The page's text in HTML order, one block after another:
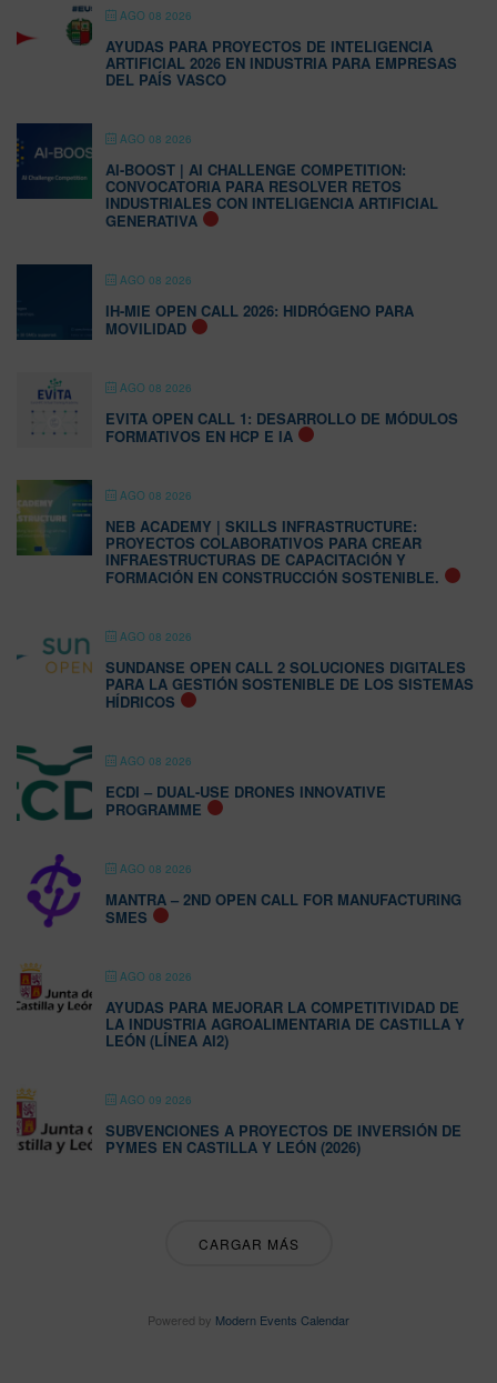
AGO 08 2026
AYUDAS PARA PROYECTOS DE INTELIGENCIA
ARTIFICIAL 2026 EN INDUSTRIA PARA EMPRESAS
DEL PAÍS VASCO
AGO 08 2026
AI-BOOST | AI CHALLENGE COMPETITION:
CONVOCATORIA PARA RESOLVER RETOS
INDUSTRIALES CON INTELIGENCIA ARTIFICIAL
GENERATIVA
AGO 08 2026
IH-MIE OPEN CALL 2026: HIDRÓGENO PARA
MOVILIDAD
AGO 08 2026
EVITA OPEN CALL 1: DESARROLLO DE MÓDULOS
FORMATIVOS EN HCP E IA
AGO 08 2026
NEB ACADEMY | SKILLS INFRASTRUCTURE:
PROYECTOS COLABORATIVOS PARA CREAR
INFRAESTRUCTURAS DE CAPACITACIÓN Y
FORMACIÓN EN CONSTRUCCIÓN SOSTENIBLE.
AGO 08 2026
SUNDANSE OPEN CALL 2 SOLUCIONES DIGITALES
PARA LA GESTIÓN SOSTENIBLE DE LOS SISTEMAS
HÍDRICOS
AGO 08 2026
ECDI – DUAL-USE DRONES INNOVATIVE
PROGRAMME
AGO 08 2026
MANTRA – 2ND OPEN CALL FOR MANUFACTURING
SMES
AGO 08 2026
AYUDAS PARA MEJORAR LA COMPETITIVIDAD DE
LA INDUSTRIA AGROALIMENTARIA DE CASTILLA Y
LEÓN (LÍNEA AI2)
AGO 09 2026
SUBVENCIONES A PROYECTOS DE INVERSIÓN DE
PYMES EN CASTILLA Y LEÓN (2026)
CARGAR MÁS
Powered by Modern Events Calendar